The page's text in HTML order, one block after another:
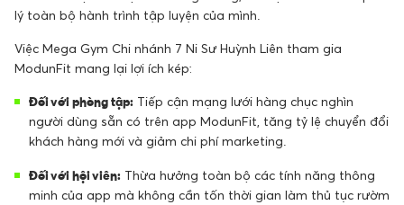
lý toàn bộ hành trình tập luyện của mình.
Việc Mega Gym Chi nhánh 7 Ni Sư Huỳnh Liên tham gia
ModunFit mang lại lợi ích kép:
Đối với phòng tập: Tiếp cận mạng lưới hàng chục nghìn
người dùng sẵn có trên app ModunFit, tăng tỷ lệ chuyển đổi
khách hàng mới và giảm chi phí marketing.
Đối với hội viên: Thừa hưởng toàn bộ các tính năng thông
minh của app mà không cần tốn thời gian làm thủ tục rườm